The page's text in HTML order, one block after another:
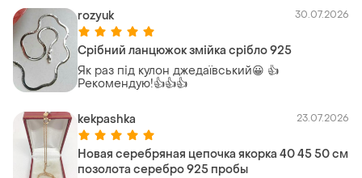
rozyuk 30.07.2026
Срібний ланцюжок змійка срібло 925
Як раз під кулон джедаївський😀 👍
Рекомендую!👍👍👍
kekpashka 23.07.2026
Новая серебряная цепочка якорка 40 45 50 см
позолота серебро 925 пробы